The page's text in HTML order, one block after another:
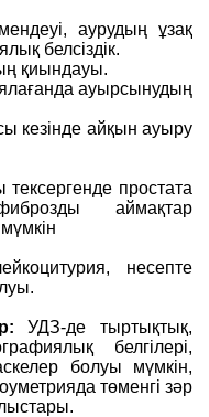
аурудың ұзақ
белсіздік.
қиындауы.
ауырсынудың
кезінде айқын ауыру
тексергенде простата
аймақтар
несепте
УДЗ-де тыртықтық,
белгілері,
болуы мүмкін,
төменгі зəр